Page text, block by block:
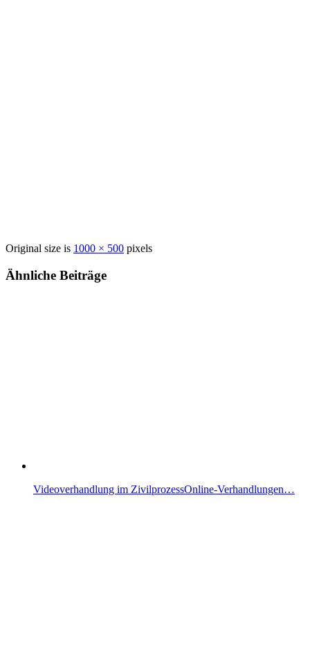
Original size is 1000 × 500 pixels
Ähnliche Beiträge
Videoverhandlung im ZivilprozessOnline-Verhandlungen…